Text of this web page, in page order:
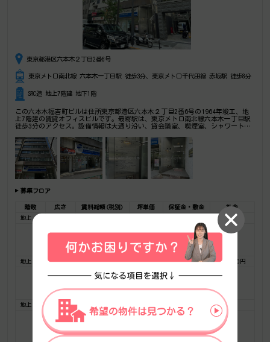
東京都港区六本木２丁目2番6号
東京メトロ南北線 六本木一丁目駅 徒歩3分、東京メトロ千代田線 赤坂駅 徒歩8分
SRC造 地上7階建 地下1階
この六本木福吉町ビルは住所東京都港区六本木２丁目2番6号の1964年竣工、地
上7階建の賃貸オフィスビルです。最寄駅は、東京メトロ南北線六本木一丁目駅
徒歩3分のアクセス。設備情報は大通り沿い、貸会議室、喫煙室、シャワートイ
ロア、天井高2.6以上、部屋セキュリティ。是非一度ご内覧下さいませ！ その
他、事務所、オフィス移転、不動産の事なら何でもお気軽にご相談下さい。
募集フロア
階数 広さ 賃料総額(税別) 坪単価 保証金・敷金
礼金
地上 1F
0円
フロア詳細 お気に入りに追加
地上 2F 38.50坪 550,322円 14,295円 1,925,000円 481,250円
地上 2F 32.21坪 0円